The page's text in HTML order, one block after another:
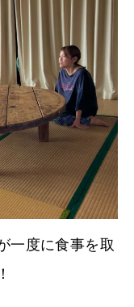
一度に食事を取